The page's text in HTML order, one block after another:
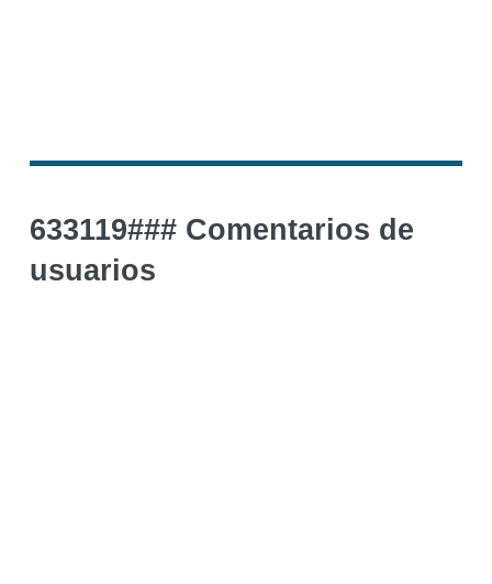
633119### Comentarios de
usuarios